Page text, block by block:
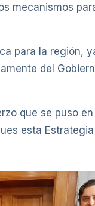
mecanismos
para la región,
del
que se puso
esta